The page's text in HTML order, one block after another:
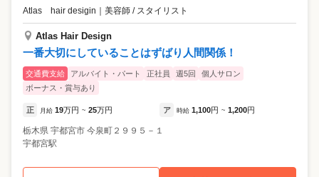
Atlas hair desigin 美容師 / スタイリスト
Atlas Hair Design
一番大切にしていることはずばり人間関係！
交通費支給 アルバイト・パート 正社員 週5回
個人サロン
ボーナス・賞与あり
正 月給 19万円 ~ 25万円 ア 時給 1,100円 ~ 1,200円
栃木県 宇都宮市 今泉町２９９５－１
宇都宮駅